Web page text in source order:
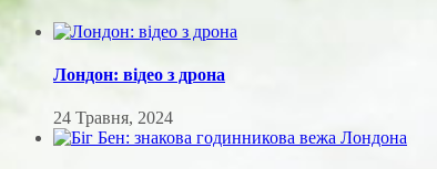
Лондон: відео з дрона
24 Травня, 2024